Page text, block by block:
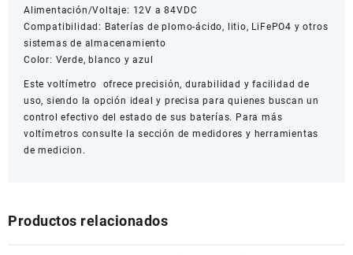
Alimentación/Voltaje: 12V a 84VDC
Compatibilidad: Baterías de plomo-ácido, litio, LiFePO4 y otros
sistemas de almacenamiento
Color: Verde, blanco y azul
Este voltímetro ofrece precisión, durabilidad y facilidad de
uso, siendo la opción ideal y precisa para quienes buscan un
control efectivo del estado de sus baterías. Para más
voltímetros consulte la sección de medidores y herramientas
de medicion.
Productos relacionados